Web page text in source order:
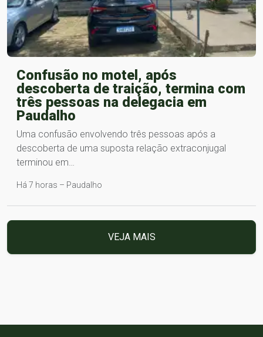
Confusão no motel, após
descoberta de traição, termina com
três pessoas na delegacia em
Paudalho
Uma confusão envolvendo três pessoas após a
descoberta de uma suposta relação extraconjugal
terminou em…
Há 7 horas – Paudalho
VEJA MAIS